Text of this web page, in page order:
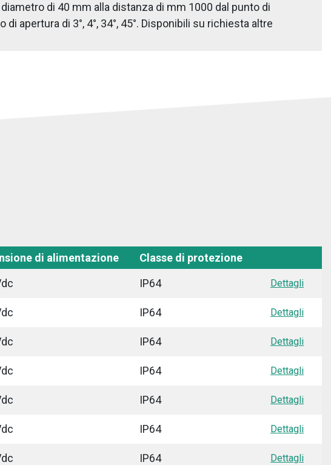
di 40 mm alla distanza di mm 1000 dal punto di
apertura di 3°, 4°, 34°, 45°. Disponibili su richiesta altre
di alimentazione
Classe di protezione
IP64 Dettagli
IP64 Dettagli
IP64 Dettagli
IP64 Dettagli
IP64 Dettagli
IP64 Dettagli
IP64 Dettagli